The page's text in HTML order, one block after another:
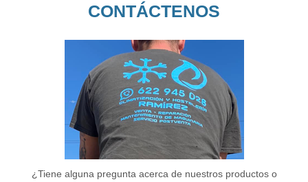
CONTÁCTENOS
¿Tiene alguna pregunta acerca de nuestros productos o